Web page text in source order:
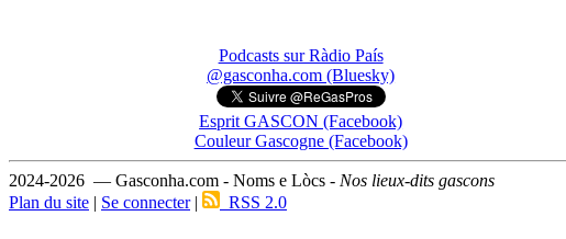
Podcasts sur Ràdio País
@gasconha.com (Bluesky)
Esprit GASCON (Facebook)
Couleur Gascogne (Facebook)
2024-2026 — Gasconha.com - Noms e Lòcs - Nos lieux-dits gascons
Plan du site | Se connecter| RSS 2.0